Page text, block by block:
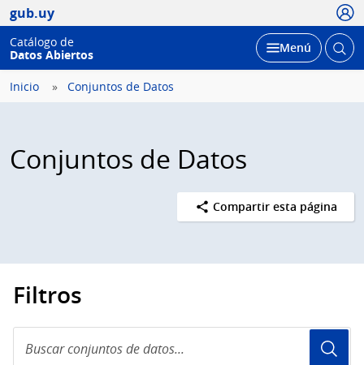
gub.uy
Catálogo de
Datos Abiertos
Desplegar
Menú Abrir
Inicio Conjuntos de Datos
Conjuntos de Datos
Compartir esta página
Filtros
conjuntos